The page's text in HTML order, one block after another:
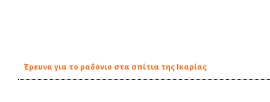
Έρευνα για το ραδόνιο στα σπίτια της Ικαρίας